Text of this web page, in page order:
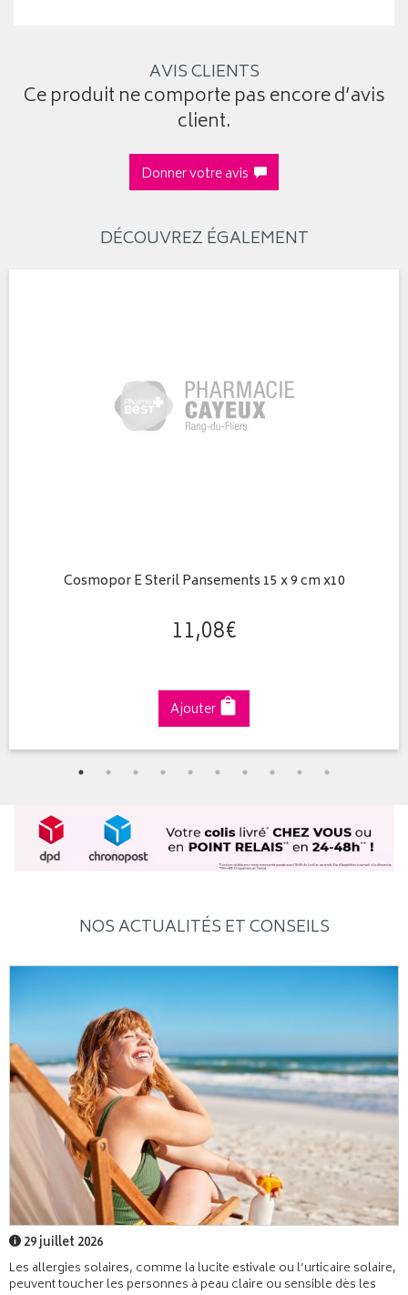
AVIS CLIENTS
Ce produit ne comporte pas encore d’avis
client.
Donner votre avis
DÉCOUVREZ ÉGALEMENT
Cosmopor E Steril Pansements 15 x 9 cm x10
11,08€
Ajouter
NOS ACTUALITÉS ET CONSEILS
29 juillet 2026
Les allergies solaires, comme la lucite estivale ou l’urticaire solaire,
peuvent toucher les personnes à peau claire ou sensible dès les